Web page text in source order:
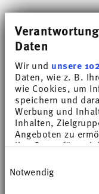
Daten
Wir und unsere
Daten, wie z. B.
wie Cookies, um
speichern und
Werbung und
Inhalten,
Angeboten zu
Ihre Daten für
Klicken auf das
widerrufen
Notwendig